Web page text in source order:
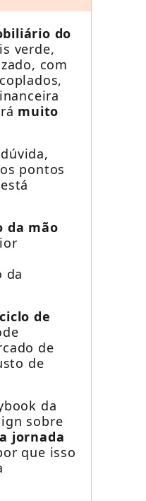
do
verde,
com
muito
pontos
da mão
da
ciclo de
de
de
da
sobre
jornada
que isso